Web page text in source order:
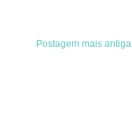
Postagem mais antiga